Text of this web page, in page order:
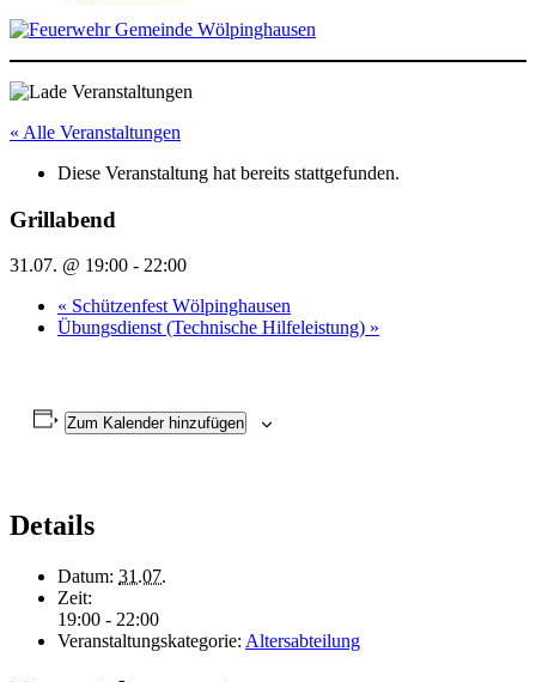
« Alle Veranstaltungen
Diese Veranstaltung hat bereits stattgefunden.
Grillabend
31.07. @ 19:00 - 22:00
« Schützenfest Wölpinghausen
Übungsdienst (Technische Hilfeleistung) »
Zum Kalender hinzufügen
Details
Datum: 31.07.
Zeit:
19:00 - 22:00
Veranstaltungskategorie: Altersabteilung